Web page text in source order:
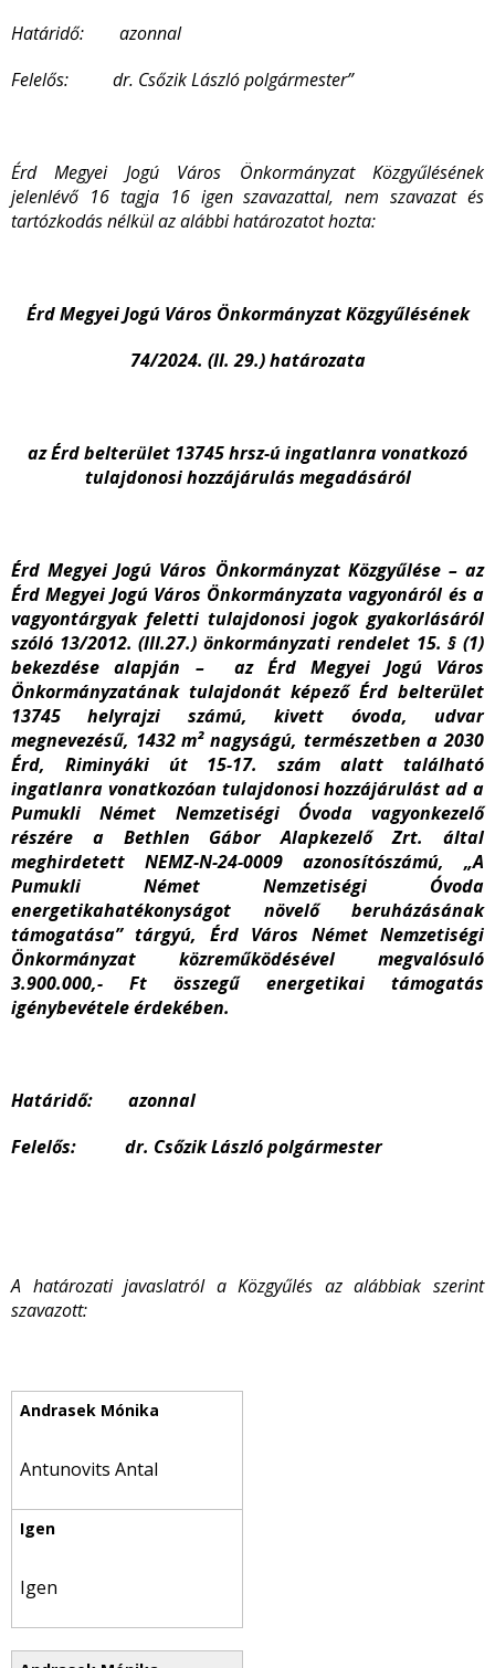
Határidő: azonnal
Felelős: dr. Csőzik László polgármester”
Érd Megyei Jogú Város Önkormányzat Közgyűlésének
jelenlévő 16 tagja 16 igen szavazattal, nem szavazat és
tartózkodás nélkül az alábbi határozatot hozta:
Érd Megyei Jogú Város Önkormányzat Közgyűlésének
74/2024. (II. 29.) határozata
az Érd belterület 13745 hrsz-ú ingatlanra vonatkozó
tulajdonosi hozzájárulás megadásáról
Érd Megyei Jogú Város Önkormányzat Közgyűlése – az
Érd Megyei Jogú Város Önkormányzata vagyonáról és a
vagyontárgyak feletti tulajdonosi jogok gyakorlásáról
szóló 13/2012. (III.27.) önkormányzati rendelet 15. § (1)
bekezdése alapján – az Érd Megyei Jogú Város
Önkormányzatának tulajdonát képező Érd belterület
13745 helyrajzi számú, kivett óvoda, udvar
megnevezésű, 1432 m² nagyságú, természetben a 2030
Érd, Riminyáki út 15-17. szám alatt található
ingatlanra vonatkozóan tulajdonosi hozzájárulást ad a
Pumukli Német Nemzetiségi Óvoda vagyonkezelő
részére a Bethlen Gábor Alapkezelő Zrt. által
meghirdetett NEMZ-N-24-0009 azonosítószámú, „A
Pumukli Német Nemzetiségi Óvoda
energetikahatékonyságot növelő beruházásának
támogatása” tárgyú, Érd Város Német Nemzetiségi
Önkormányzat közreműködésével megvalósuló
3.900.000,- Ft összegű energetikai támogatás
igénybevétele érdekében.
Határidő: azonnal
Felelős: dr. Csőzik László polgármester
A határozati javaslatról a Közgyűlés az alábbiak szerint
szavazott:
Antunovits Antal
Igen